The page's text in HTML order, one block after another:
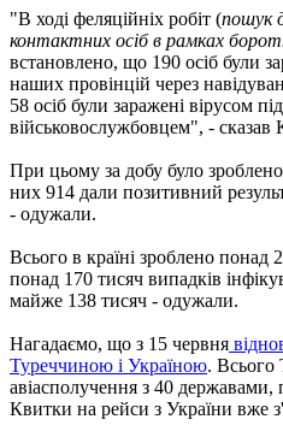
"В ході феляційніх робіт (пошук
контактних осіб в рамках
встановлено, що 190 осіб були
наших провінцій через
58 осіб були заражені вірусом
військовослужбовцем", - сказав
При цьому за добу було зроблено
них 914 дали позитивний
- одужали.
Всього в країні зроблено понад
понад 170 тисяч випадків
майже 138 тисяч - одужали.
Нагадаємо, що з 15 червня
Туреччиною і Україною. Всього
авіасполучення з 40
Квитки на рейси з України вже